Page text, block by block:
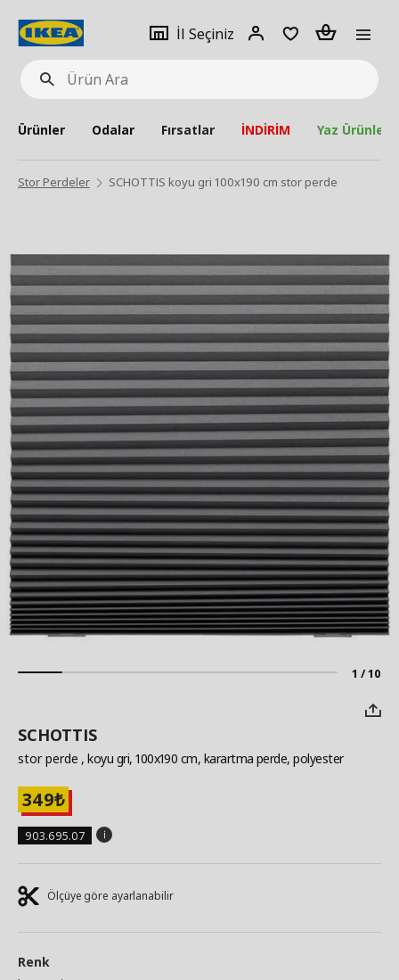
Ürün
Ara
İl Seçiniz
Giriş
Adet
Ürünler Odalar Fırsatlar İNDİRİM Yaz Ürünleri
Stor Perdeler SCHOTTIS koyu gri 100x190 cm stor perde
1 / 10
SCHOTTIS
stor perde , koyu gri, 100x190 cm, karartma perde, polyester
349₺
903.695.07
Ölçüye göre ayarlanabilir
Renk